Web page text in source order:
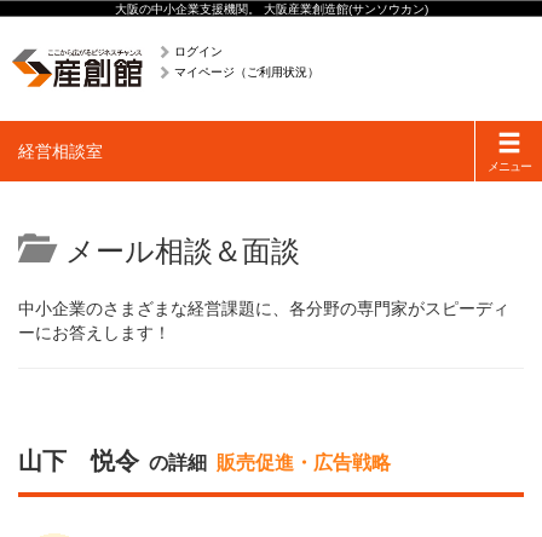
大阪の中小企業支援機関。 大阪産業創造館(サンソウカン)
ログイン
マイページ（ご利用状況）
Toggle
メニュー
経営相談室
メール相談＆面談
中小企業のさまざまな経営課題に、各分野の専門家がスピーディ
ーにお答えします！
山下 悦令 の詳細 販売促進・広告戦略